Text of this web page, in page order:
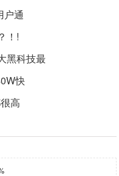
户通
！!
黑科技最
快
高